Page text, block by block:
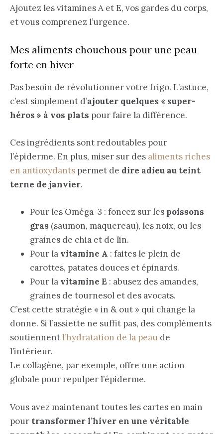
Ajoutez les vitamines A et E, vos gardes du corps,
et vous comprenez l’urgence.
Mes aliments chouchous pour une peau
forte en hiver
Pas besoin de révolutionner votre frigo. L’astuce,
c’est simplement d’ajouter quelques « super-
héros » à vos plats pour faire la différence.
Ces ingrédients sont redoutables pour
l’épiderme. En plus, miser sur des aliments riches
en antioxydants permet de dire adieu au teint
terne de janvier.
Pour les Oméga-3 : foncez sur les poissons
gras (saumon, maquereau), les noix, ou les
graines de chia et de lin.
Pour la vitamine A : faites le plein de
carottes, patates douces et épinards.
Pour la vitamine E : abusez des amandes,
graines de tournesol et des avocats.
C’est cette stratégie « in & out » qui change la
donne. Si l’assiette ne suffit pas, des compléments
soutiennent l’hydratation de la peau de
l’intérieur.
Le collagène, par exemple, offre une action
globale pour repulper l’épiderme.
Vous avez maintenant toutes les cartes en main
pour transformer l’hiver en une véritable